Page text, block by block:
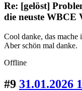
Re: [gelöst]
die neuste WBCE
Cool danke, das mache
Aber schön mal danke.
Offline
#9 31.01.2026